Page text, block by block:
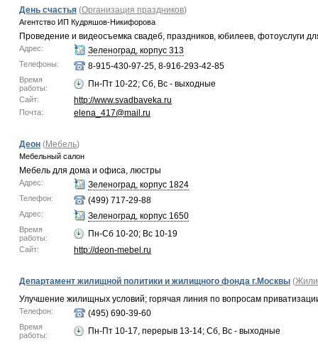
День счастья (Организация праздников)
Агентство ИП Кудряшов-Никифорова
Проведение и видеосъемка свадеб, праздников, юбилеев, фотоуслуги
Адрес: Зеленоград, корпус 313
Телефоны: 8-915-430-97-25, 8-916-293-42-85
Время
работы:
Пн-Пт 10-22; Сб, Вс - выходные
Сайт: http://www.svadbaveka.ru
Почта: elena_417@mail.ru
Деон (Мебель)
Мебельный салон
Мебель для дома и офиса, люстры
Адрес: Зеленоград, корпус 1824
Телефон: (499) 717-29-88
Адрес: Зеленоград, корпус 1650
Время
работы:
Пн-Сб 10-20; Вс 10-19
Сайт: http://deon-mebel.ru
Департамент жилищной политики и жилищного фонда г.Москвы (
Улучшение жилищных условий; горячая линия по вопросам
Телефон: (495) 690-39-60
Время
работы:
Пн-Пт 10-17, перерыв 13-14; Сб, Вс - выходные